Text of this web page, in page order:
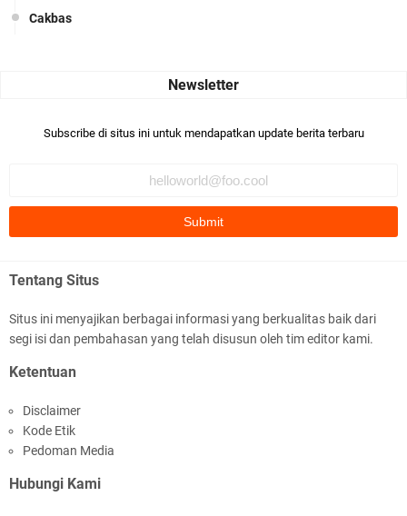
Cakbas
Bismillaah semoga pembuat artikel Alloh berikan pemahaman yg
Ada sejumlah pertanyaan kepada Anda dan jawablah dengan
mengikuti ust. K …
Anonymous
Anonymous
Subscribe di situs ini untuk mendapatkan update berita terbaru
Tentang Situs
Situs ini menyajikan berbagai informasi yang berkualitas baik dari
segi isi dan pembahasan yang telah disusun oleh tim editor kami.
Ketentuan
Disclaimer
Kode Etik
Pedoman Media
Hubungi Kami